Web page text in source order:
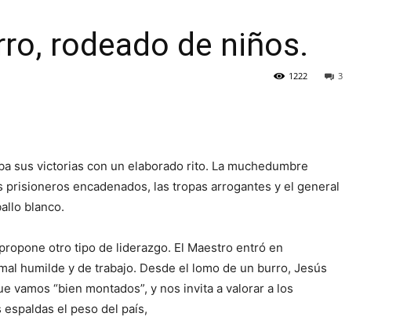
rodeado de niños.
3
1222
sus victorias con un elaborado rito. La muchedumbre
encadenados, las tropas arrogantes y el general
blanco.
otro tipo de liderazgo. El Maestro entró en
humilde y de trabajo. Desde el lomo de un burro, Jesús
vamos “bien montados”, y nos invita a valorar a los
el peso del país,